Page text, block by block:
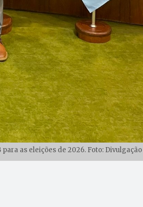
as eleições de 2026. Foto: Divulgação